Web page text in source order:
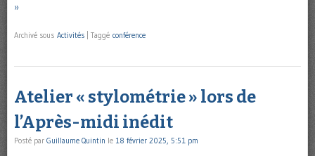
»
Archivé sous Activités Taggé conférence
Atelier « stylométrie » lors de
l’Après-midi inédit
Posté par Guillaume Quintin le 18 février 2025, 5:51 pm